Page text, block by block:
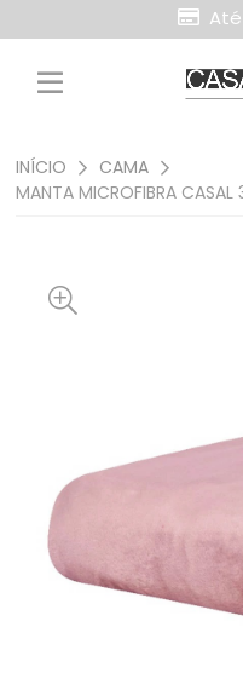
Entre
INÍCIO
CAMA
MANTA MICROFIBRA CASAL